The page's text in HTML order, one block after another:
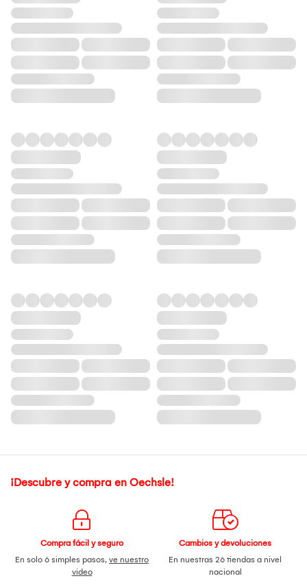
¡Descubre y compra en Oechsle!
Compra fácil y seguro
En solo 6 simples pasos, ve nuestro
video
Cambios y devoluciones
En nuestras 26 tiendas a nivel
nacional